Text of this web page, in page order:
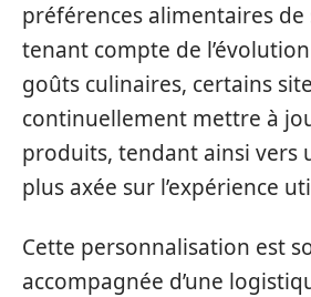
préférences alimentaires de
tenant compte de
goûts culinaires, certains
continuellement mettre à
produits, tendant ainsi vers
plus axée sur l’expérience
Cette personnalisation est
accompagnée d’une